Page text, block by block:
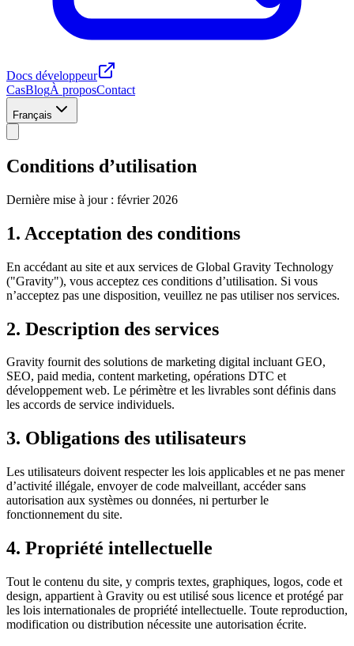
Docs développeur
CasBlogÀ proposContact
Français
Conditions d’utilisation
Dernière mise à jour : février 2026
1. Acceptation des conditions
En accédant au site et aux services de Global Gravity Technology
("Gravity"), vous acceptez ces conditions d’utilisation. Si vous
n’acceptez pas une disposition, veuillez ne pas utiliser nos services.
2. Description des services
Gravity fournit des solutions de marketing digital incluant GEO,
SEO, paid media, content marketing, opérations DTC et
développement web. Le périmètre et les livrables sont définis dans
les accords de service individuels.
3. Obligations des utilisateurs
Les utilisateurs doivent respecter les lois applicables et ne pas mener
d’activité illégale, envoyer de code malveillant, accéder sans
autorisation aux systèmes ou données, ni perturber le
fonctionnement du site.
4. Propriété intellectuelle
Tout le contenu du site, y compris textes, graphiques, logos, code et
design, appartient à Gravity ou est utilisé sous licence et protégé par
les lois internationales de propriété intellectuelle. Toute reproduction,
modification ou distribution nécessite une autorisation écrite.